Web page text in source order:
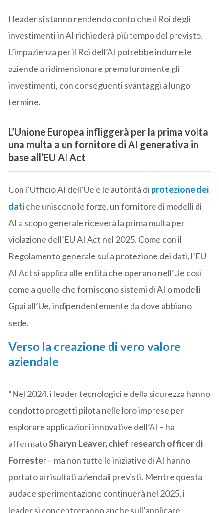
I leader si stanno rendendo conto che il Roi degli
investimenti in AI richiederà più tempo del previsto.
L’impazienza per il Roi dell’AI potrebbe indurre le
aziende a ridimensionare prematuramente gli
investimenti, con conseguenti svantaggi a lungo
termine.
L’Unione Europea infliggerà per la prima volta
una multa a un fornitore di AI generativa in
base all’EU AI Act
Con l’Ufficio AI dell’Ue e le autorità di protezione dei
datiche uniscono le forze, un fornitore di modelli di
AI a scopo generale riceverà la prima multa per
violazione dell’EU AI Act nel 2025. Come con il
Regolamento generale sulla protezione dei dati, l’EU
AI Act si applica alle entità che operano nell’Ue così
come a quelle che forniscono sistemi di AI o modelli
Gpai all’Ue, indipendentemente da dove abbiano
sede.
Verso la creazione di vero valore
aziendale
“Nel 2024, i leader tecnologici e della sicurezza hanno
condotto progetti pilota nelle loro imprese per
esplorare applicazioni innovative dell’AI – ha
affermatoSharyn Leaver, chief research officer di
Forrester– ma non tutte le iniziative di AI hanno
portato ai risultati aziendali previsti. Mentre questa
audace sperimentazione continuerà nel 2025, i
leader si concentreranno anche sull’applicare